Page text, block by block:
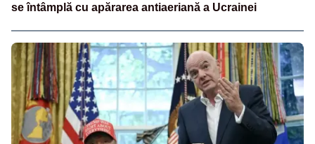
se întâmplă cu apărarea antiaeriană a Ucrainei